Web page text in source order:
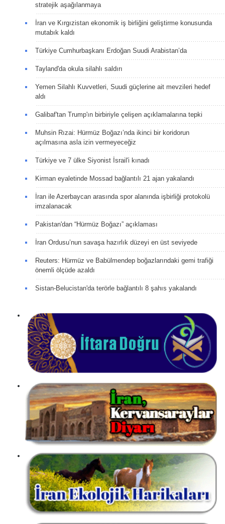
stratejik aşağılanmaya
İran ve Kırgızistan ekonomik iş birliğini geliştirme konusunda
mutabık kaldı
Türkiye Cumhurbaşkanı Erdoğan Suudi Arabistan’da
Tayland'da okula silahlı saldırı
Yemen Silahlı Kuvvetleri, Suudi güçlerine ait mevzileri hedef
aldı
Galibaf'tan Trump'ın birbiriyle çelişen açıklamalarına tepki
Muhsin Rızai: Hürmüz Boğazı’nda ikinci bir koridorun
açılmasına asla izin vermeyeceğiz
Türkiye ve 7 ülke Siyonist İsrail'i kınadı
Kirman eyaletinde Mossad bağlantılı 21 ajan yakalandı
İran ile Azerbaycan arasında spor alanında işbirliği protokolü
imzalanacak
Pakistan'dan “Hürmüz Boğazı” açıklaması
İran Ordusu’nun savaşa hazırlık düzeyi en üst seviyede
Reuters: Hürmüz ve Babülmendep boğazlarındaki gemi trafiği
önemli ölçüde azaldı
Sistan-Belucistan'da terörle bağlantılı 8 şahıs yakalandı